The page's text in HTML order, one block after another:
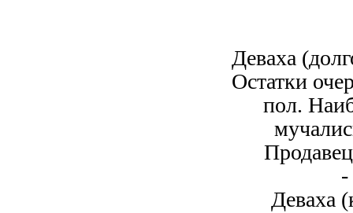
Деваха
Остатки
пол.
Деваха